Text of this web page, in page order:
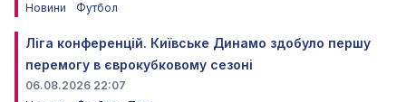
Новини
Футбол
Ліга конференцій. Київське Динамо здобуло першу
перемогу в єврокубковому сезоні
06.08.2026 22:07